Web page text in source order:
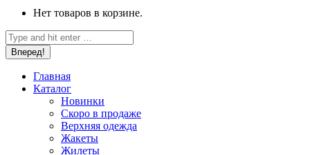
Нет товаров в корзине.
Поиск:
Главная
Каталог
Новинки
Скоро в продаже
Верхняя одежда
Жакеты
Жилеты